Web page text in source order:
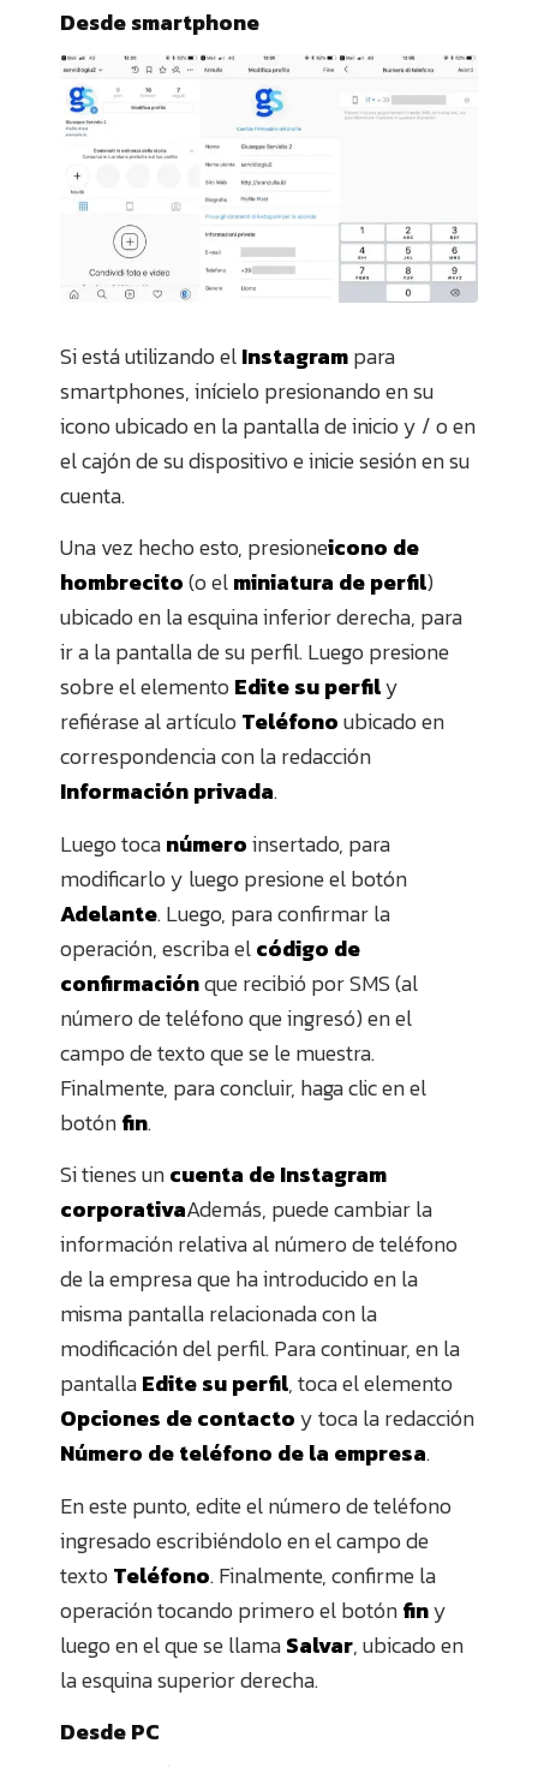
Desde smartphone
Si está utilizando elInstagrampara
smartphones, inícielo presionando en su
icono ubicado en la pantalla de inicio y / o en
el cajón de su dispositivo e inicie sesión en su
cuenta.
Una vez hecho esto, presioneicono de
hombrecito(o elminiatura de perfil)
ubicado en la esquina inferior derecha, para
ir a la pantalla de su perfil. Luego presione
sobre el elementoEdite su perfily
refiérase al artículoTeléfonoubicado en
correspondencia con la redacción
Información privada.
Luego tocanúmeroinsertado, para
modificarlo y luego presione el botón
Adelante. Luego, para confirmar la
operación, escriba elcódigo de
confirmaciónque recibió por SMS (al
número de teléfono que ingresó) en el
campo de texto que se le muestra.
Finalmente, para concluir, haga clic en el
botónfin.
Si tienes uncuenta de Instagram
corporativaAdemás, puede cambiar la
información relativa al número de teléfono
de la empresa que ha introducido en la
misma pantalla relacionada con la
modificación del perfil. Para continuar, en la
pantallaEdite su perfil, toca el elemento
Opciones de contactoy toca la redacción
Número de teléfono de la empresa.
En este punto, edite el número de teléfono
ingresado escribiéndolo en el campo de
textoTeléfono. Finalmente, confirme la
operación tocando primero el botónfiny
luego en el que se llamaSalvar, ubicado en
la esquina superior derecha.
Desde PC